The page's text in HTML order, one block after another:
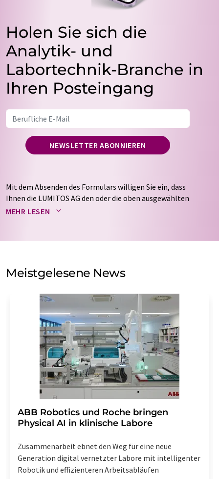
Holen Sie sich die
Analytik- und
Labortechnik-Branche in
Ihren Posteingang
NEWSLETTER ABONNIEREN
Mit dem Absenden des Formulars willigen Sie ein, dass
Ihnen die LUMITOS AG den oder die oben ausgewählten
Newsletter per E-Mail zusendet. Ihre Daten werden
auf Basis unsererDatenschutzerklärung. LUMITOS darf
Meinungsforschung per E-Mail kontaktieren. Ihre
Einwilligung können Sie jederzeit ohne Angabe von
Str. 2, 12489 Berlin oder per E-Mail unter
widerruf@lumitos.commit Wirkung für die Zukunft
widerrufen. Zudem ist in jeder E-Mail ein Link zur
Abbestellung des entsprechenden Newsletters
enthalten.
MEHR LESEN
Meistgelesene News
​​​​​​​ABB Robotics und Roche bringen
Physical AI in klinische Labore
Zusammenarbeit ebnet den Weg für eine neue
Generation digital vernetzter Labore mit intelligenter
Robotik und effizienteren Arbeitsabläufen